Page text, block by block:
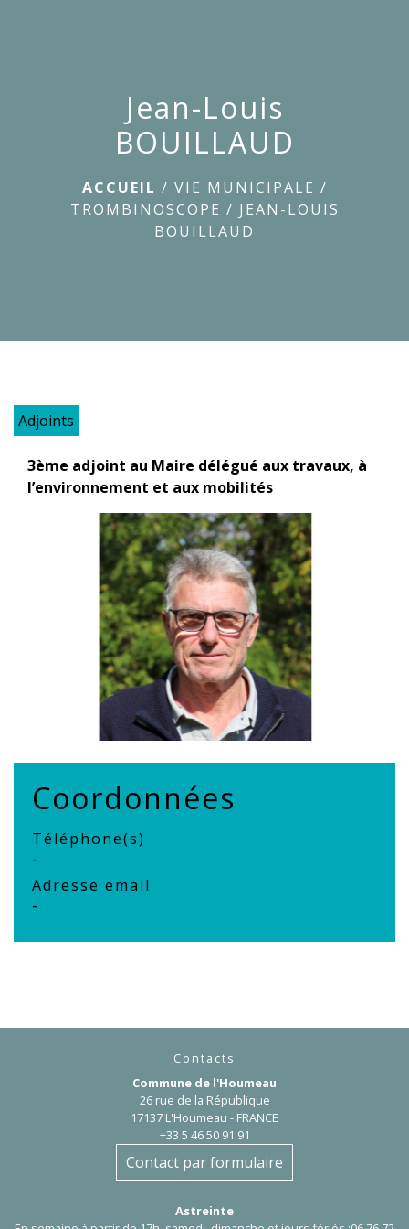
Jean-Louis
BOUILLAUD
ACCUEIL / VIE MUNICIPALE /
TROMBINOSCOPE / JEAN-LOUIS
BOUILLAUD
Adjoints
3ème adjoint au Maire délégué aux travaux, à
l’environnement et aux mobilités
Coordonnées
Téléphone(s)
-
Adresse email
-
Contacts
Commune de l'Houmeau
26 rue de la République
17137 L'Houmeau - FRANCE
+33 5 46 50 91 91
Contact par formulaire
Astreinte